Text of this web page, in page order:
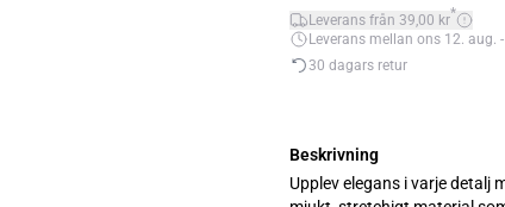
Leverans från 39,00 kr*
Leverans mellan ons 12. aug.
30 dagars retur
Beskrivning
Upplev elegans i varje detalj